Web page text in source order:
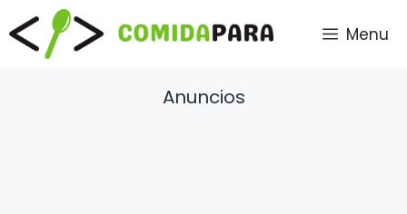
Saltar
al
contenido
Menu
Anuncios